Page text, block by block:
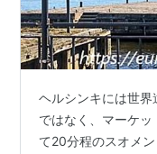
ヘルシンキには世
ではなく、マーケ
て20分程のスオメ